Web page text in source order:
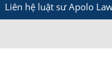
Liên hệ luật sư Apolo